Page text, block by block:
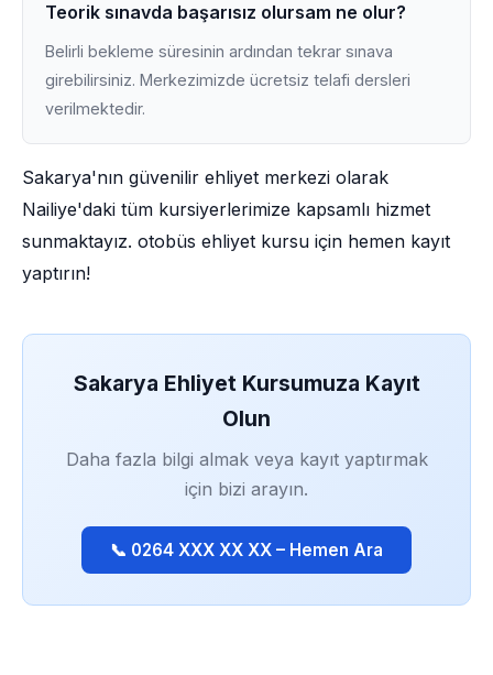
Teorik sınavda başarısız olursam ne olur?
Belirli bekleme süresinin ardından tekrar sınava
girebilirsiniz. Merkezimizde ücretsiz telafi dersleri
verilmektedir.
Sakarya'nın güvenilir ehliyet merkezi olarak
Nailiye'daki tüm kursiyerlerimize kapsamlı hizmet
sunmaktayız. otobüs ehliyet kursu için hemen kayıt
yaptırın!
Sakarya Ehliyet Kursumuza Kayıt
Olun
Daha fazla bilgi almak veya kayıt yaptırmak
için bizi arayın.
📞 0264 XXX XX XX – Hemen Ara